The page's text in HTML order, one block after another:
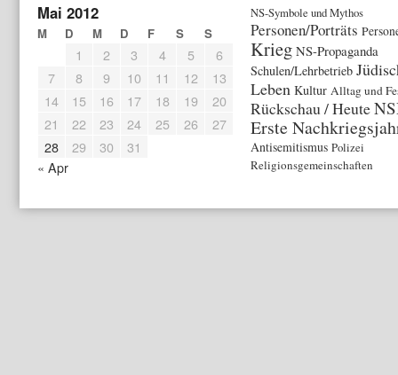
Mai 2012
M D M D F S S
« Apr
1 2 3 4 5
6
7
8 9 10 11 12
13
14
15 16 17 18 19
20
21
22 23 24 25 26
27
28
29 30 31
NS-Symbole und Mythos
Personen/Porträts
Krieg NS-Propaganda
Schulen/Lehrbetrieb
Leben Kultur Alltag und
Rückschau / Heute
Erste
Antisemitismus Polizei
Religionsgemeinschaften